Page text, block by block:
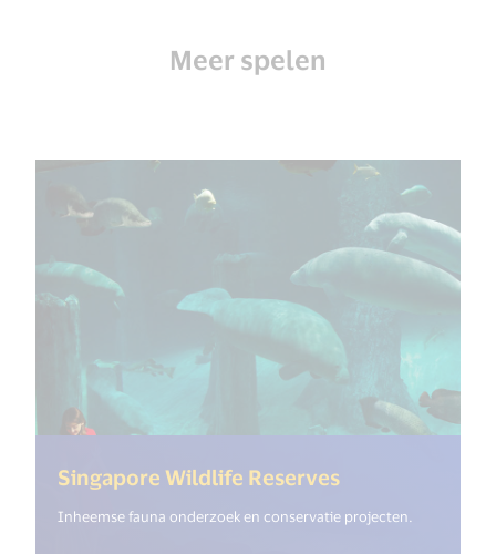
Meer spelen
Singapore Wildlife Reserves(<%=
Inheemse fauna onderzoek en conservatie projecten.